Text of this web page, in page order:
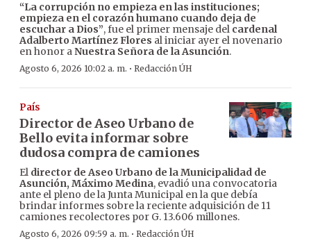
“La corrupción no empieza en las instituciones;
empieza en el corazón humano cuando deja de
escuchar a Dios”, fue el primer mensaje del cardenal
Adalberto Martínez Flores al iniciar ayer el novenario
en honor aNuestra Señora de la Asunción.
Agosto 6, 2026 10:02 a. m. · Redacción ÚH
País
Director de Aseo Urbano de
Bello evita informar sobre
dudosa compra de camiones
El director de Aseo Urbano de la Municipalidad de
Asunción, Máximo Medina, evadió una convocatoria
ante el pleno de la Junta Municipal en la que debía
brindar informes sobre la reciente adquisición de 11
camiones recolectores por G. 13.606 millones.
Agosto 6, 2026 09:59 a. m. · Redacción ÚH